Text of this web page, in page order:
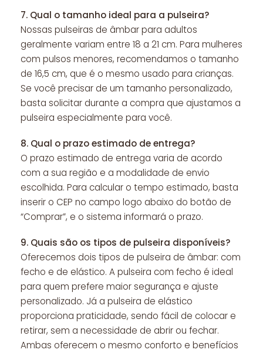
7. Qual o tamanho ideal para a pulseira?
Nossas pulseiras de âmbar para adultos
geralmente variam entre 18 a 21 cm. Para mulheres
com pulsos menores, recomendamos o tamanho
de 16,5 cm, que é o mesmo usado para crianças.
Se você precisar de um tamanho personalizado,
basta solicitar durante a compra que ajustamos a
pulseira especialmente para você.
8. Qual o prazo estimado de entrega?
O prazo estimado de entrega varia de acordo
com a sua região e a modalidade de envio
escolhida. Para calcular o tempo estimado, basta
inserir o CEP no campo logo abaixo do botão de
“Comprar”, e o sistema informará o prazo.
9. Quais são os tipos de pulseira disponíveis?
Oferecemos dois tipos de pulseira de âmbar: com
fecho e de elástico. A pulseira com fecho é ideal
para quem prefere maior segurança e ajuste
personalizado. Já a pulseira de elástico
proporciona praticidade, sendo fácil de colocar e
retirar, sem a necessidade de abrir ou fechar.
Ambas oferecem o mesmo conforto e benefícios